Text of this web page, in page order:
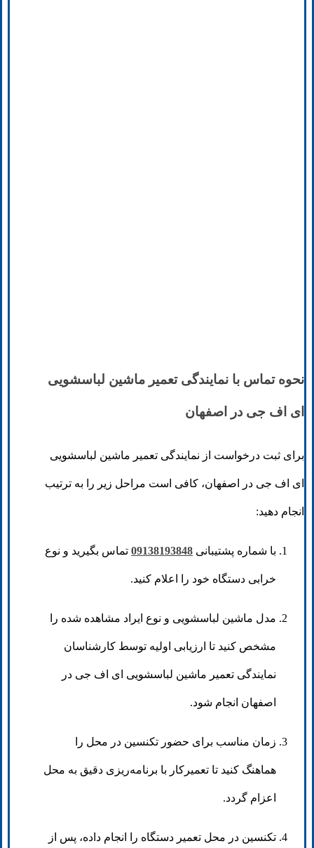
نحوه تماس با نمایندگی تعمیر ماشین لباسشویی
ای اف جی در اصفهان
برای ثبت درخواست از نمایندگی تعمیر ماشین لباسشویی
ای اف جی در اصفهان، کافی است مراحل زیر را به ترتیب
انجام دهید:
با شماره پشتیبانی 09138193848 تماس بگیرید و نوع
خرابی دستگاه خود را اعلام کنید.
مدل ماشین لباسشویی و نوع ایراد مشاهده شده را
مشخص کنید تا ارزیابی اولیه توسط کارشناسان
نمایندگی تعمیر ماشین لباسشویی ای اف جی در
اصفهان انجام شود.
زمان مناسب برای حضور تکنسین در محل را
هماهنگ کنید تا تعمیرکار با برنامه‌ریزی دقیق به محل
اعزام گردد.
تکنسین در محل تعمیر دستگاه را انجام داده، پس از